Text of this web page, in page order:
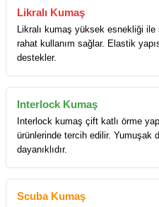
Likralı Kumaş
Likralı kumaş yüksek esnekliği
rahat kullanım sağlar. Elastik
destekler.
Interlock Kumaş
Interlock kumaş çift katlı örme
ürünlerinde tercih edilir. Yumuşak
dayanıklıdır.
Scuba Kumaş